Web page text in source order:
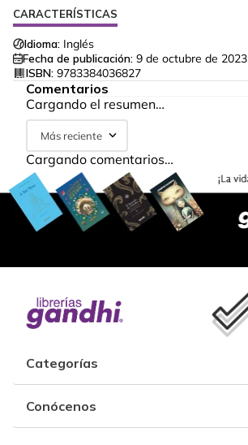
CARACTERÍSTICAS
Idioma: Inglés
Fecha de publicación: 9 de octubre de 2023
ISBN: 9783384036827
Comentarios
Cargando el resumen…
Más reciente
Cargando comentarios…
Categorías
Conócenos